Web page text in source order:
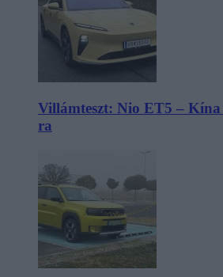
Villámteszt: Nio ET5 – Kína
ra